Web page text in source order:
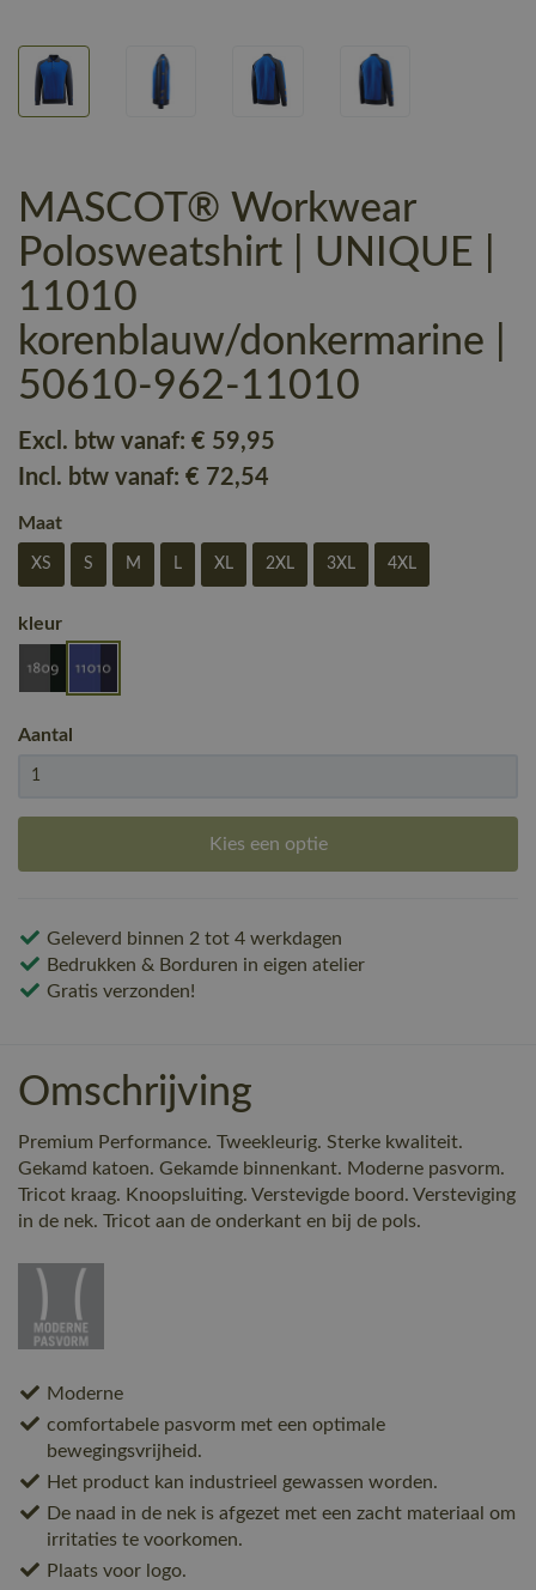
MASCOT® Workwear
Polosweatshirt | UNIQUE |
11010
korenblauw/donkermarine |
50610-962-11010
Excl. btw vanaf: € 59,95
Incl. btw vanaf: € 72,54
Maat
XS S M L XL 2XL 3XL 4XL
kleur
Aantal
Kies een optie
Geleverd binnen 2 tot 4 werkdagen
Bedrukken & Borduren in eigen atelier
Gratis verzonden!
Omschrijving
Premium Performance. Tweekleurig. Sterke kwaliteit.
Gekamd katoen. Gekamde binnenkant. Moderne pasvorm.
Tricot kraag. Knoopsluiting. Verstevigde boord. Versteviging
in de nek. Tricot aan de onderkant en bij de pols.
Moderne
comfortabele pasvorm met een optimale
bewegingsvrijheid.
Het product kan industrieel gewassen worden.
De naad in de nek is afgezet met een zacht materiaal om
irritaties te voorkomen.
Plaats voor logo.